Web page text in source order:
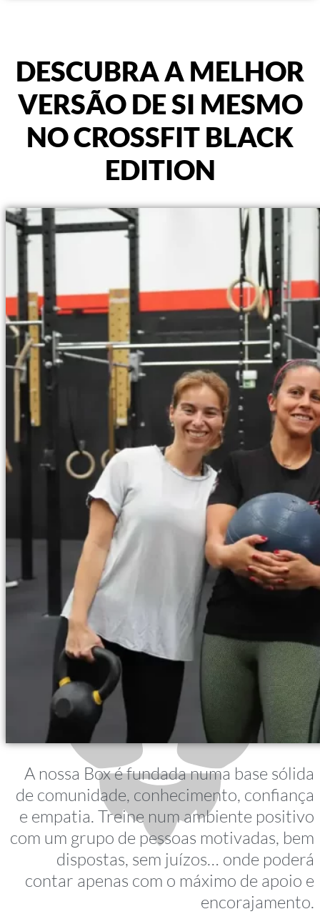
DESCUBRA A MELHOR
VERSÃO DE SI MESMO
NO CROSSFIT BLACK
EDITION
A nossa Box é fundada numa base sólida
de comunidade, conhecimento, confiança
e empatia. Treine num ambiente positivo
com um grupo de pessoas motivadas, bem
dispostas, sem juízos… onde poderá
contar apenas com o máximo de apoio e
encorajamento.